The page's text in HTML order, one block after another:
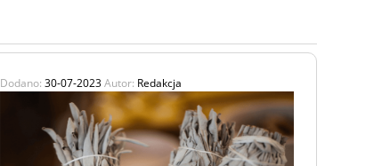
Dodano: 30-07-2023Autor: Redakcja